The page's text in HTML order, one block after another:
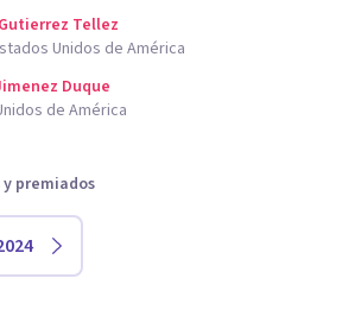
Tellez
Unidos de América
Duque
de América
premiados